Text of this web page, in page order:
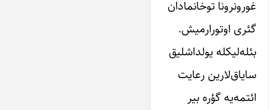
غورونرونا‌ توخانمادان
گئری اوتورارمیش.
بئله‌‌لیکله‌ ‌یولداشلیق‌
سایاق‌‌لارین‌ رعایت‌
ائتمه‌یه‌ گؤره‌ بیر